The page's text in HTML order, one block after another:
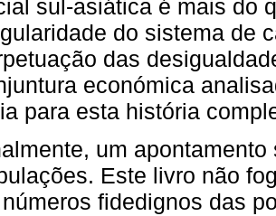
sul-asiática é mais do
do sistema de
das
económica
para esta história
um
Este livro não
fidedignos das